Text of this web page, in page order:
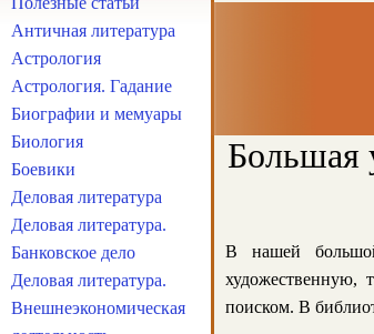
Большая
В нашей
художественную,
поиском. В
Античная литература
Астрология
Астрология. Гадание
Биографии и мемуары
Биология
Боевики
Деловая литература
Деловая литература.
Банковское дело
Деловая литература.
Внешнеэкономическая